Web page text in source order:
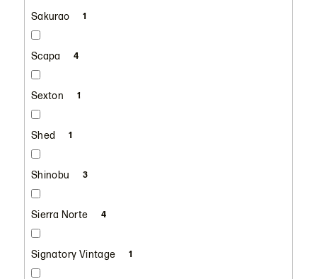
Sakurao 1
Scapa 4
Sexton 1
Shed 1
Shinobu 3
Sierra Norte 4
Signatory Vintage 1